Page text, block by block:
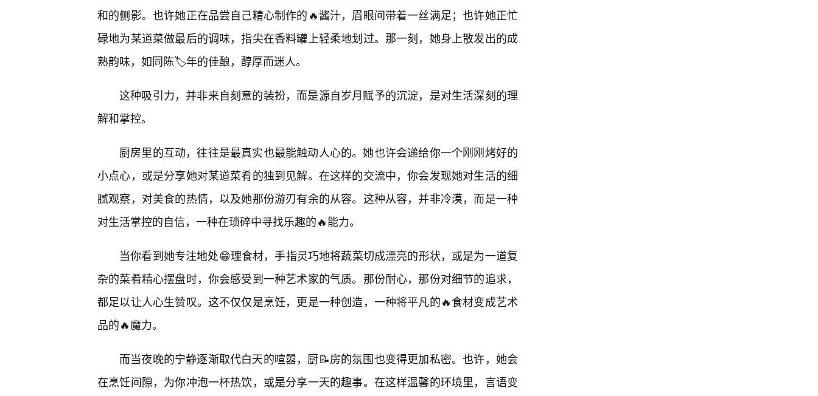
和的侧影。也许她正在品尝自己精心制作的🔥酱汁，眉眼间带着一丝满足；也许她正忙
碌地为某道菜做最后的调味，指尖在香料罐上轻柔地划过。那一刻，她身上散发出的成
熟韵味，如同陈🏷️年的佳酿，醇厚而迷人。
这种吸引力，并非来自刻意的装扮，而是源自岁月赋予的沉淀，是对生活深刻的理
解和掌控。
厨房里的互动，往往是最真实也最能触动人心的。她也许会递给你一个刚刚烤好的
小点心，或是分享她对某道菜肴的独到见解。在这样的交流中，你会发现她对生活的细
腻观察，对美食的热情，以及她那份游刃有余的从容。这种从容，并非冷漠，而是一种
对生活掌控的自信，一种在琐碎中寻找乐趣的🔥能力。
当你看到她专注地处😁理食材，手指灵巧地将蔬菜切成漂亮的形状，或是为一道复
杂的菜肴精心摆盘时，你会感受到一种艺术家的气质。那份耐心，那份对细节的追求，
都足以让人心生赞叹。这不仅仅是烹饪，更是一种创造，一种将平凡的🔥食材变成艺术
品的🔥魔力。
而当夜晚的宁静逐渐取代白天的喧嚣，厨📝房的氛围也变得更加私密。也许，她会
在烹饪间隙，为你冲泡一杯热饮，或是分享一天的趣事。在这样温馨的环境里，言语变